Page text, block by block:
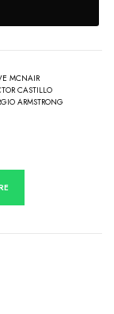
MCNAIR
CASTILLO
ARMSTRONG